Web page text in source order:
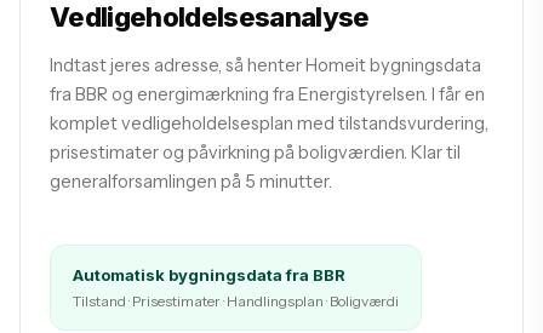
Vedligeholdelses­analyse
Indtast jeres adresse, så henter Homeit bygningsdata
fra BBR og energimærkning fra Energistyrelsen. I får en
komplet vedligeholdelsesplan med tilstandsvurdering,
prisestimater og påvirkning på boligværdien. Klar til
generalforsamlingen på 5 minutter.
Automatisk bygningsdata fra BBR
Tilstand · Prisestimater · Handlingsplan · Boligværdi